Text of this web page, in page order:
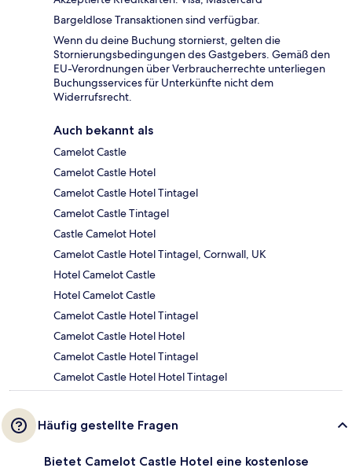
Bargeldlose Transaktionen sind verfügbar.
Wenn du deine Buchung stornierst, gelten die
Stornierungsbedingungen des Gastgebers. Gemäß den
EU-Verordnungen über Verbraucherrechte unterliegen
Buchungsservices für Unterkünfte nicht dem
Widerrufsrecht.
Auch bekannt als
Camelot Castle
Camelot Castle Hotel
Camelot Castle Hotel Tintagel
Camelot Castle Tintagel
Castle Camelot Hotel
Camelot Castle Hotel Tintagel, Cornwall, UK
Hotel Camelot Castle
Hotel Camelot Castle
Camelot Castle Hotel Tintagel
Camelot Castle Hotel Hotel
Camelot Castle Hotel Tintagel
Camelot Castle Hotel Hotel Tintagel
Häufig gestellte Fragen
Bietet Camelot Castle Hotel eine kostenlose